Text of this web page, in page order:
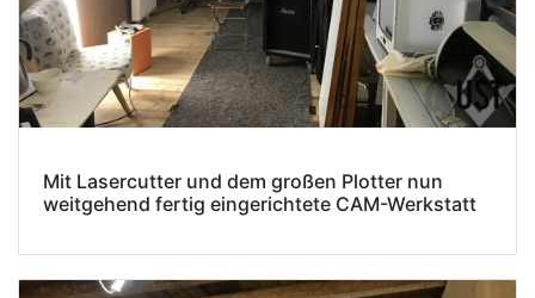
Mit Lasercutter und dem großen Plotter nun
weitgehend fertig eingerichtete CAM-Werkstatt